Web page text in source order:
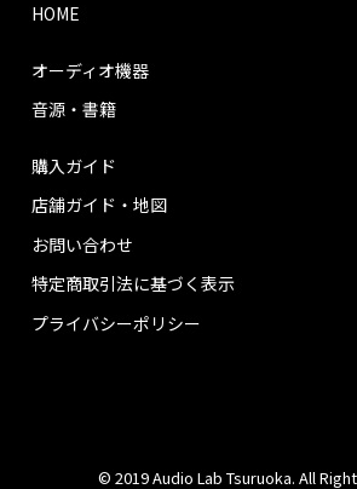
HOME
オーディオ機器
音源・書籍
購入ガイド
店舗ガイド・地図
お問い合わせ
特定商取引法に基づく表示
プライバシーポリシー
© 2019 Audio Lab Tsuruoka. All